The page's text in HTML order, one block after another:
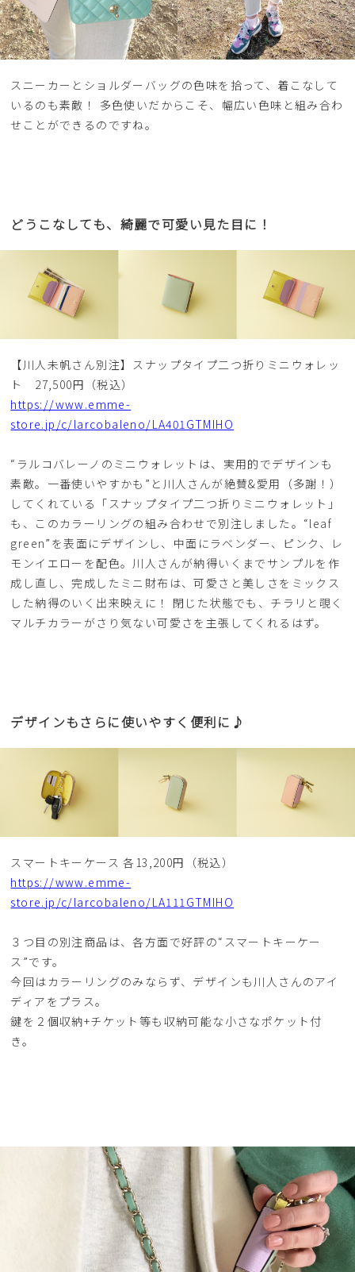
スニーカーとショルダーバッグの色味を拾って、着こなして
いるのも素敵！ 多色使いだからこそ、幅広い色味と組み合わ
せことができるのですね。
どうこなしても、綺麗で可愛い見た目に！
【川人未帆さん別注】スナップタイプ二つ折りミニウォレッ
ト 27,500円（税込）
https://www.emme-
store.jp/c/larcobaleno/LA401GTMIHO
“ラルコバレーノのミニウォレットは、実用的でデザインも
素敵。一番使いやすかも”と川人さんが絶賛&愛用（多謝！）
してくれている「スナップタイプ二つ折りミニウォレット」
も、このカラーリングの組み合わせで別注しました。“leaf
green”を表面にデザインし、中面にラベンダー、ピンク、レ
モンイエローを配色。川人さんが納得いくまでサンプルを作
成し直し、完成したミニ財布は、可愛さと美しさをミックス
した納得のいく出来映えに！ 閉じた状態でも、チラリと覗く
マルチカラーがさり気ない可愛さを主張してくれるはず。
デザインもさらに使いやすく便利に♪
スマートキーケース 各13,200円（税込）
https://www.emme-
store.jp/c/larcobaleno/LA111GTMIHO
３つ目の別注商品は、各方面で好評の“スマートキーケー
ス”です。
今回はカラーリングのみならず、デザインも川人さんのアイ
ディアをプラス。
鍵を２個収納+チケット等も収納可能な小さなポケット付
き。